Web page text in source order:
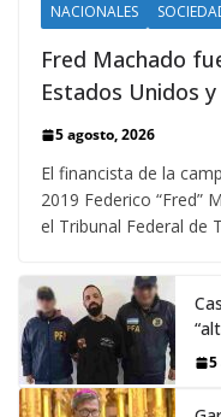
NACIONALES
Fred Machado
Estados Unidos
5 agosto, 2026
El financista de la
2019 Federico “Fred”
el Tribunal Federal de
5